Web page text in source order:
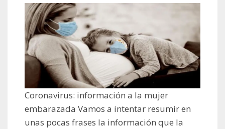
Coronavirus: información a la mujer
embarazada Vamos a intentar resumir en
unas pocas frases la información que la